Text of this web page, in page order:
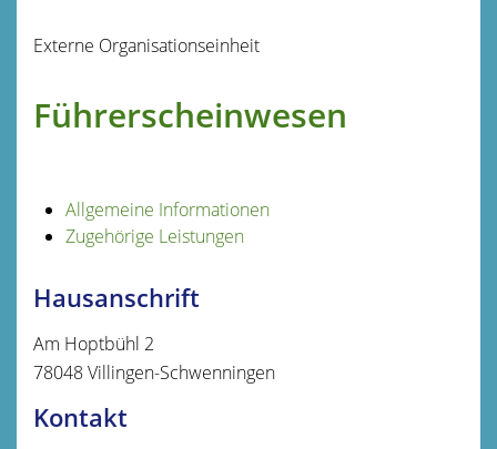
Externe Organisationseinheit
Führerscheinwesen
Allgemeine Informationen
Zugehörige Leistungen
Hausanschrift
Am Hoptbühl 2
78048Villingen-Schwenningen
Kontakt